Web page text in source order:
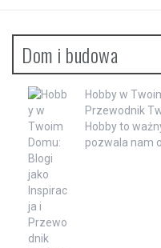
Dom i budowa
Hobby w
Przewodnik
Hobby to
pozwala nam